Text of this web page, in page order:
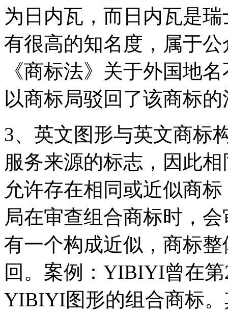
为日内瓦，而日内瓦是
有很高的知名度，属于
《商标法》关于外国地
以商标局驳回了该商标
3、英文图形与英文商标
服务来源的标志，因此
允许存在相同或近似商
局在审查组合商标时，
有一个构成近似，商标
回。案例：YIBIYI曾在
YIBIYI图形的组合商标